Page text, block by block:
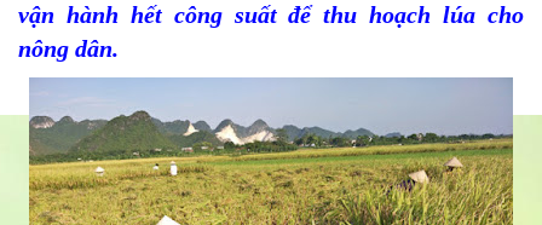
vận hành hết công suất để thu hoạch lúa cho
nông dân.